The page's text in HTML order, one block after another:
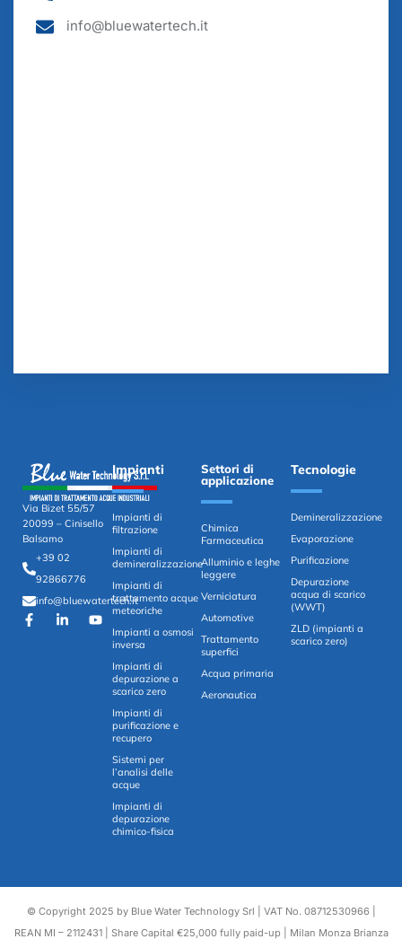
info@bluewatertech.it
Via Bizet 55/57
20099 – Cinisello
Balsamo
+39 02
92866776
info@bluewatertech.it
Impianti
Impianti di
filtrazione
Impianti di
demineralizzazione
Impianti di
trattamento acque
meteoriche
Impianti a osmosi
inversa
Impianti di
depurazione a
scarico zero
Impianti di
purificazione e
recupero
Sistemi per
l’analisi delle
acque
Impianti di
depurazione
chimico-fisica
Settori di
applicazione
Chimica
Farmaceutica
Alluminio e leghe
leggere
Verniciatura
Automotive
Trattamento
superfici
Acqua primaria
Aeronautica
Tecnologie
Demineralizzazione
Evaporazione
Purificazione
Depurazione
acqua di scarico
(WWT)
ZLD (impianti a
scarico zero)
© Copyright 2025 by Blue Water Technology Srl | VAT No. 08712530966 |
REAN MI – 2112431 | Share Capital €25,000 fully paid-up | Milan Monza Brianza